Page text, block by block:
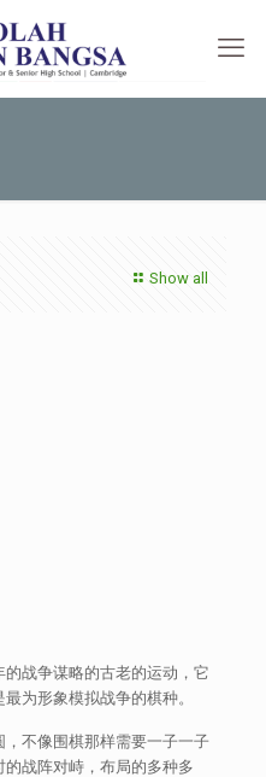
Show all
战争谋略的古老的运动，它
为形象模拟战争的棋种。
不像围棋那样需要一子一子
战阵对峙，布局的多种多